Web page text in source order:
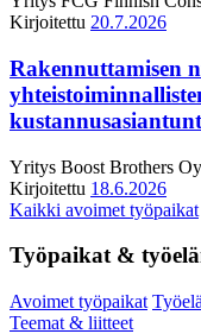
Kirjoitettu 20.7.2026
Rakennuttamisen
Yritys Boost Brothers Oy
Kirjoitettu 18.6.2026
Kaikki avoimet työpaikat
Työpaikat &
Avoimet työpaikat
Teemat & liitteet